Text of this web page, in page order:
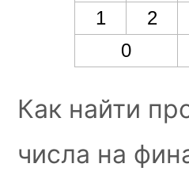
Как найти
числа на